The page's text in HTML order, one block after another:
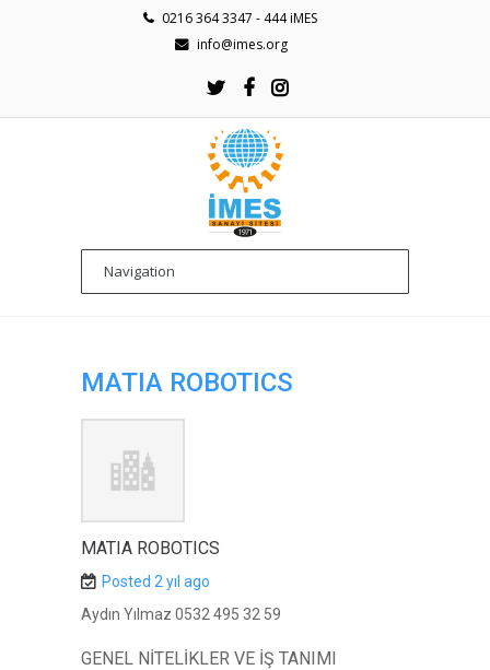
0216 364 3347 - 444 iMES
info@imes.org
MATIA ROBOTICS
MATIA ROBOTICS
Posted 2 yıl ago
Aydın Yılmaz 0532 495 32 59
GENEL NİTELİKLER VE İŞ TANIMI